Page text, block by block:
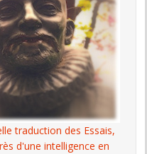
traduction des Essais,
d'une intelligence en